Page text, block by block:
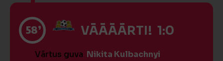
58’ VĀĀĀĀRTI! 1:0
Vārtus guva Nikita Kulbachnyi